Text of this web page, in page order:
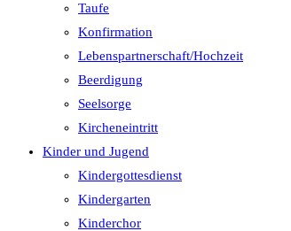
Taufe
Konfirmation
Lebenspartnerschaft/Hochzeit
Beerdigung
Seelsorge
Kircheneintritt
Kinder und Jugend
Kindergottesdienst
Kindergarten
Kinderchor